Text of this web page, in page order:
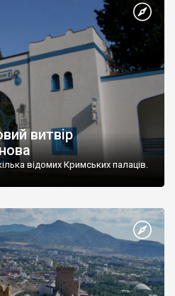
витвір
відомих Кримських палаців.